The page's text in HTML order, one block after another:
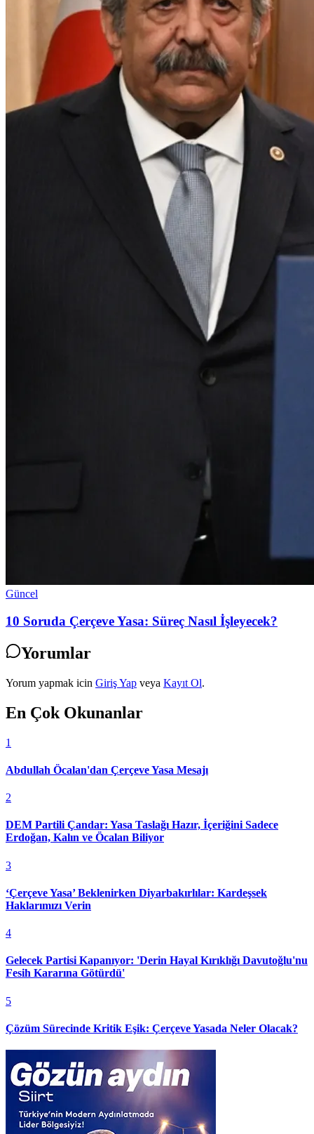
Güncel
10 Soruda Çerçeve Yasa: Süreç Nasıl İşleyecek?
Yorumlar
Yorum yapmak icin Giriş Yap veya Kayıt Ol.
En Çok Okunanlar
1
Abdullah Öcalan'dan Çerçeve Yasa Mesajı
2
DEM Partili Çandar: Yasa Taslağı Hazır, İçeriğini Sadece
Erdoğan, Kalın ve Öcalan Biliyor
3
‘Çerçeve Yasa’ Beklenirken Diyarbakırlılar: Kardeşsek
Haklarımızı Verin
4
Gelecek Partisi Kapanıyor: 'Derin Hayal Kırıklığı Davutoğlu'nu
Fesih Kararına Götürdü'
5
Çözüm Sürecinde Kritik Eşik: Çerçeve Yasada Neler Olacak?